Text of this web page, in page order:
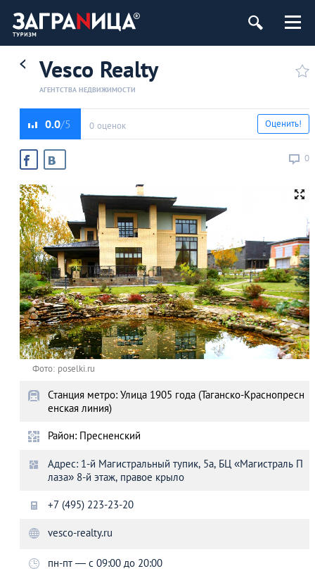
Vesco Realty
АГЕНТСТВА НЕДВИЖИМОСТИ
0.0 0 оценок
0
Оценить!
Фото: poselki.ru
Станция метро: Улица 1905 года (Таганско-Краснопресн
енская линия)
Район: Пресненский
Адрес: 1-й Магистральный тупик, 5а, БЦ «Магистраль П
лаза» 8-й этаж, правое крыло
+7 (495) 223-23-20
vesco-realty.ru
пн-пт — с 09:00 до 20:00